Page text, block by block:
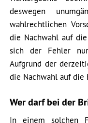
deswegen
wahlrechtlichen
die Nachwahl auf
sich der Fehler
Aufgrund der
die Nachwahl auf die
Wer darf bei der
In einem solchen